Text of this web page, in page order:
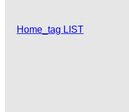
Home_tag LIST